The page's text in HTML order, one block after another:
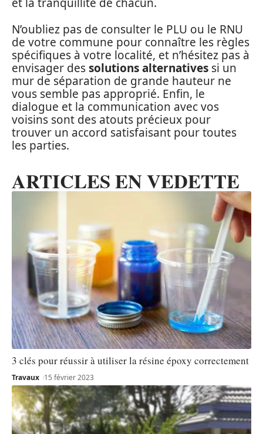
N’oubliez pas de consulter le PLU ou le RNU
de votre commune pour connaître les règles
spécifiques à votre localité, et n’hésitez pas à
envisager dessolutions alternatives si un
mur de séparation de grande hauteur ne
vous semble pas approprié. Enfin, le
dialogue et la communication avec vos
voisins sont des atouts précieux pour
trouver un accord satisfaisant pour toutes
les parties.
ARTICLES EN VEDETTE
3 clés pour réussir à utiliser la résine époxy correctement
Travaux 15 février 2023